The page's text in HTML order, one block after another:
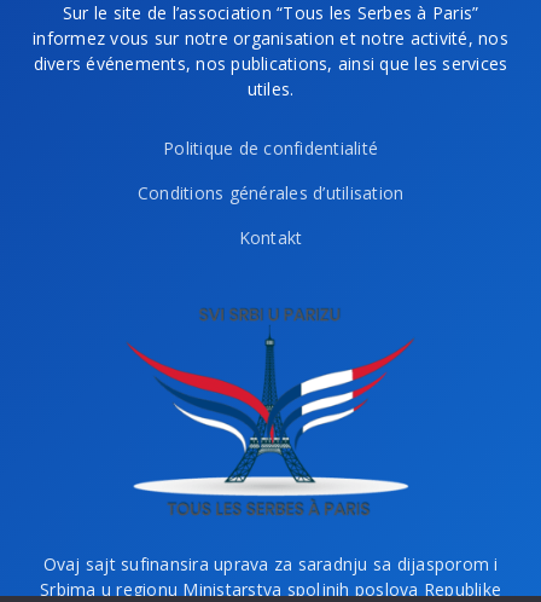
Sur le site de l’association “Tous les Serbes à Paris”
informez vous sur notre organisation et notre activité, nos
divers événements, nos publications, ainsi que les services
utiles.
Politique de confidentialité
Conditions générales d’utilisation
Kontakt
Ovaj sajt sufinansira uprava za saradnju sa dijasporom i
Srbima u regionu Ministarstva spoljnih poslova Republike